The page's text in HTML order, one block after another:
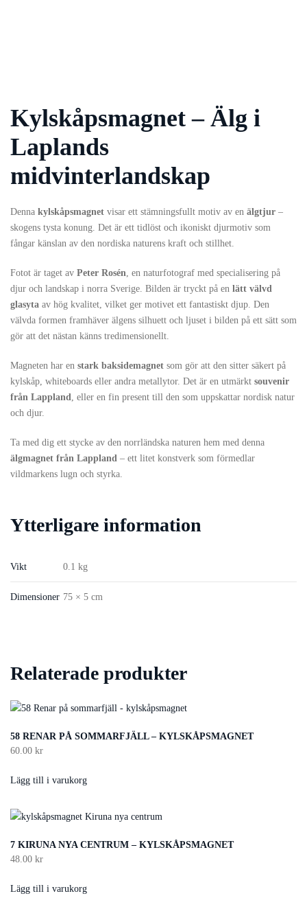
Kylskåpsmagnet – Älg i
Laplands
midvinterlandskap
Denna kylskåpsmagnet visar ett stämningsfullt motiv av en älgtjur –
skogens tysta konung. Det är ett tidlöst och ikoniskt djurmotiv som
fångar känslan av den nordiska naturens kraft och stillhet.
Fotot är taget av Peter Rosén, en naturfotograf med specialisering på
djur och landskap i norra Sverige. Bilden är tryckt på en lätt välvd
glasyta av hög kvalitet, vilket ger motivet ett fantastiskt djup. Den
välvda formen framhäver älgens silhuett och ljuset i bilden på ett sätt som
gör att det nästan känns tredimensionellt.
Magneten har en stark baksidemagnet som gör att den sitter säkert på
kylskåp, whiteboards eller andra metallytor. Det är en utmärkt souvenir
från Lappland, eller en fin present till den som uppskattar nordisk natur
och djur.
Ta med dig ett stycke av den norrländska naturen hem med denna
älgmagnet från Lappland – ett litet konstverk som förmedlar
vildmarkens lugn och styrka.
Ytterligare information
Vikt 0.1 kg
Dimensioner 75 × 5 cm
Relaterade produkter
58 RENAR PÅ SOMMARFJÄLL – KYLSKÅPSMAGNET
60.00 kr
Lägg till i varukorg
7 KIRUNA NYA CENTRUM – KYLSKÅPSMAGNET
48.00 kr
Lägg till i varukorg